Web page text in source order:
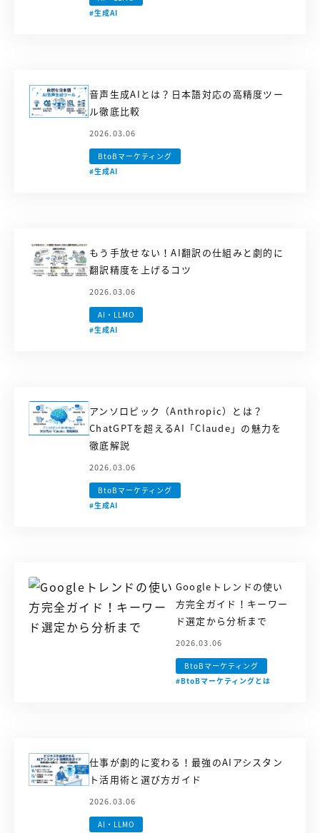
#生成AI
音声生成AIとは？日本語対応の高精度ツー
ル徹底比較
2026.03.06
BtoBマーケティング
#生成AI
もう手放せない！AI翻訳の仕組みと劇的に
翻訳精度を上げるコツ
2026.03.06
AI・LLMO
#生成AI
アンソロピック（Anthropic）とは？
ChatGPTを超えるAI「Claude」の魅力を
徹底解説
2026.03.06
BtoBマーケティング
#生成AI
Googleトレンドの使い
方完全ガイド！キーワー
ド選定から分析まで
2026.03.06
BtoBマーケティング
#BtoBマーケティングとは
仕事が劇的に変わる！最強のAIアシスタン
ト活用術と選び方ガイド
2026.03.06
AI・LLMO